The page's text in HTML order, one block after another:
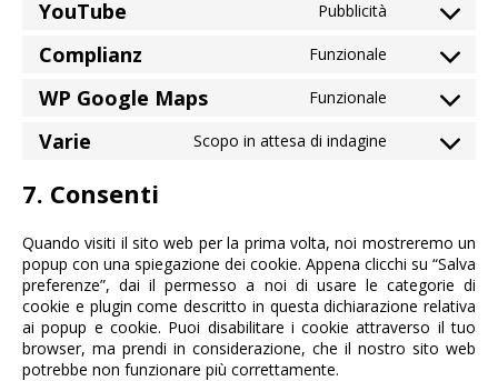
service
maps
YouTube Pubblicità
Consent
service
Complianz Funzionale
Consent
service
WP Google Maps Funzionale
Consent
service
Varie Scopo in attesa di indagine
Consent
7. Consenti
Quando visiti il sito web per la prima volta, noi mostreremo un
popup con una spiegazione dei cookie. Appena clicchi su “Salva
preferenze”, dai il permesso a noi di usare le categorie di
cookie e plugin come descritto in questa dichiarazione relativa
ai popup e cookie. Puoi disabilitare i cookie attraverso il tuo
browser, ma prendi in considerazione, che il nostro sito web
potrebbe non funzionare più correttamente.